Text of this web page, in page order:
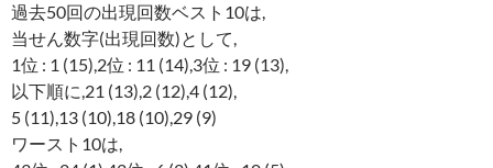
過去50回の出現回数ベスト10は,
当せん数字(出現回数)として,
1位 : 1 (15),2位 : 11 (14),3位 : 19 (13),
以下順に,21 (13),2 (12),4 (12),
5 (11),13 (10),18 (10),29 (9)
ワースト10は,